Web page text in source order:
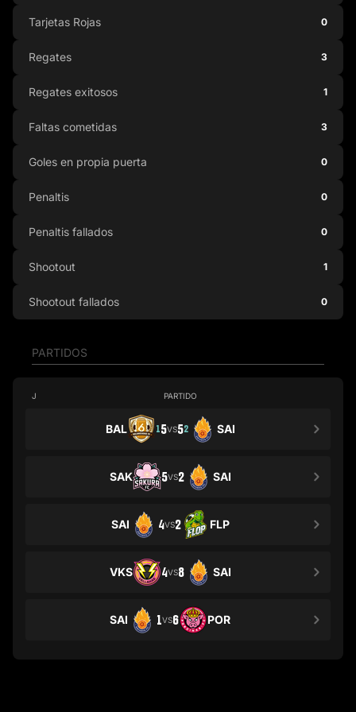
PARTIDOS
J PARTIDO
BAL 15VS52 SAI
SAK 5VS2 SAI
SAI 4VS2 FLP
VKS 4VS8 SAI
SAI 1VS6 POR
Tarjetas Rojas 0
Regates 3
Regates exitosos 1
Faltas cometidas 3
Goles en propia puerta 0
Penaltis 0
Penaltis fallados 0
Shootout 1
Shootout fallados 0